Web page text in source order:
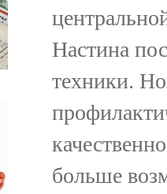
Настина
техники.
больше